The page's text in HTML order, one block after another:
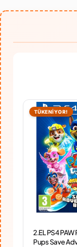
TÜKENİYOR!
2.EL PS4
Pups Save